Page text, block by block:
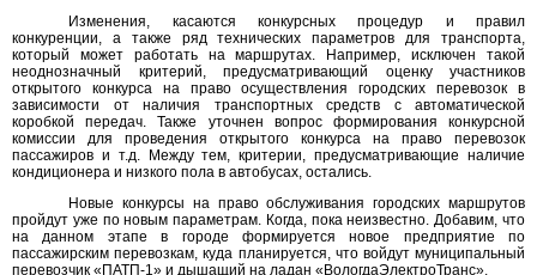
Изменения, касаются конкурсных процедур и правил
конкуренции, а также ряд технических параметров для транспорта,
который может работать на маршрутах. Например, исключен такой
неоднозначный критерий, предусматривающий оценку участников
открытого конкурса на право осуществления городских перевозок в
зависимости от наличия транспортных средств с автоматической
коробкой передач. Также уточнен вопрос формирования конкурсной
комиссии для проведения открытого конкурса на право перевозок
пассажиров и т.д. Между тем, критерии, предусматривающие наличие
кондиционера и низкого пола в автобусах, остались.
Новые конкурсы на право обслуживания городских маршрутов
пройдут уже по новым параметрам. Когда, пока неизвестно. Добавим, что
на данном этапе в городе формируется новое предприятие по
пассажирским перевозкам, куда планируется, что войдут муниципальный
перевозчик «ПАТП-1» и дышащий на ладан «ВологдаЭлектроТранс».